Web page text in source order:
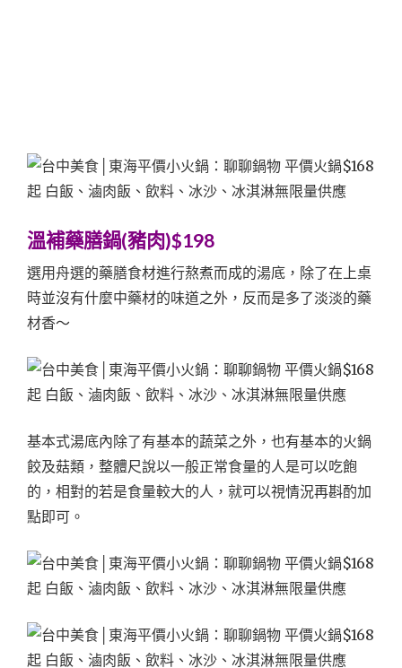
溫補藥膳鍋(豬肉)$198
選用舟選的藥膳食材進行熬煮而成的湯底，除了在上桌
時並沒有什麼中藥材的味道之外，反而是多了淡淡的藥
材香～
基本式湯底內除了有基本的蔬菜之外，也有基本的火鍋
餃及菇類，整體尺說以一般正常食量的人是可以吃飽
的，相對的若是食量較大的人，就可以視情況再斟酌加
點即可。